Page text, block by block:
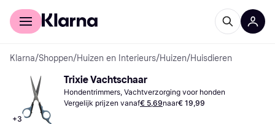
Voor shoppers
Klarna/Shoppen/Huizen en Interieurs/Huizen/Huisdieren
+3
Trixie Vachtschaar
Hondentrimmers, Vachtverzorging voor honden
Vergelijk prijzen vanaf€ 5,69naar€ 19,99